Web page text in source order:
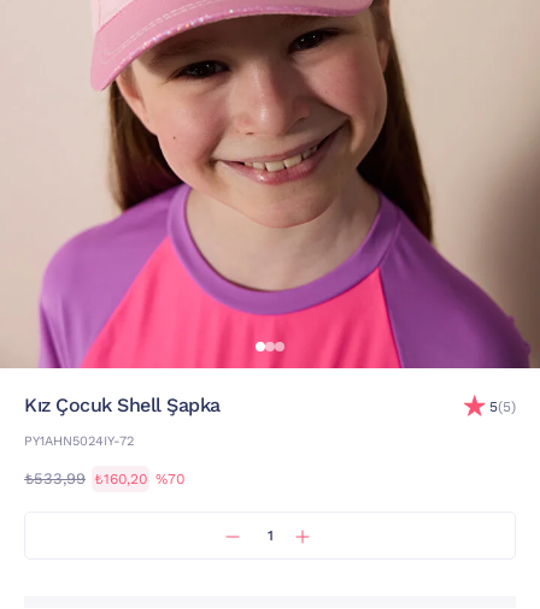
Kız Çocuk Shell Şapka
PY1AHN5024IY-72
5(5)
₺533,99 ₺160,20 %70